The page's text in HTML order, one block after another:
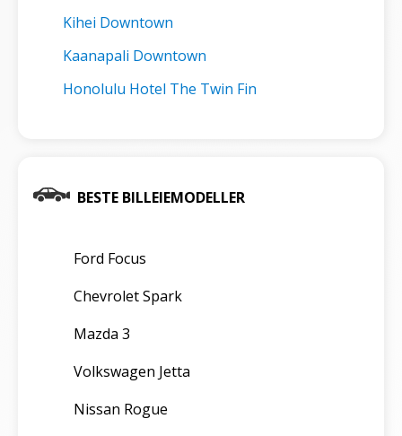
Kihei Downtown
Kaanapali Downtown
Honolulu Hotel The Twin Fin
BESTE BILLEIEMODELLER
Ford Focus
Chevrolet Spark
Mazda 3
Volkswagen Jetta
Nissan Rogue